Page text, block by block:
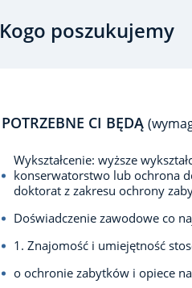
Kogo poszukujemy
POTRZEBNE CI BĘDĄ
Wykształcenie: wyższe
konserwatorstwo lub ochrona
doktorat z zakresu ochrony
Doświadczenie zawodowe co
1. Znajomość i umiejętność
o ochronie zabytków i opiece